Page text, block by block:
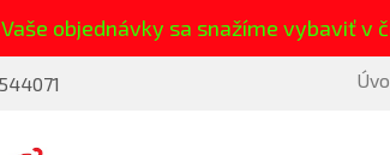
Vaše objednávky sa snažíme vybaviť v